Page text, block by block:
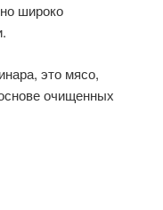
широко
это мясо,
очищенных